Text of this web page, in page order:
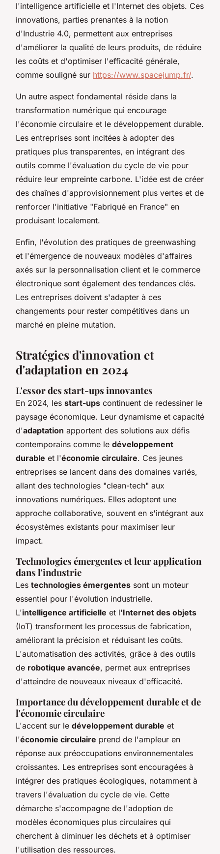
l'intelligence artificielle et l'Internet des objets. Ces
innovations, parties prenantes à la notion
d'Industrie 4.0, permettent aux entreprises
d'améliorer la qualité de leurs produits, de réduire
les coûts et d'optimiser l'efficacité générale,
comme souligné sur https://www.spacejump.fr/.
Un autre aspect fondamental réside dans la
transformation numérique qui encourage
l'économie circulaire et le développement durable.
Les entreprises sont incitées à adopter des
pratiques plus transparentes, en intégrant des
outils comme l'évaluation du cycle de vie pour
réduire leur empreinte carbone. L'idée est de créer
des chaînes d'approvisionnement plus vertes et de
renforcer l'initiative "Fabriqué en France" en
produisant localement.
Enfin, l'évolution des pratiques de greenwashing
et l'émergence de nouveaux modèles d'affaires
axés sur la personnalisation client et le commerce
électronique sont également des tendances clés.
Les entreprises doivent s'adapter à ces
changements pour rester compétitives dans un
marché en pleine mutation.
Stratégies d'innovation et
d'adaptation en 2024
L'essor des start-ups innovantes
En 2024, les start-ups continuent de redessiner le
paysage économique. Leur dynamisme et capacité
d'adaptation apportent des solutions aux défis
contemporains comme le développement
durable et l'économie circulaire. Ces jeunes
entreprises se lancent dans des domaines variés,
allant des technologies "clean-tech" aux
innovations numériques. Elles adoptent une
approche collaborative, souvent en s'intégrant aux
écosystèmes existants pour maximiser leur
impact.
Technologies émergentes et leur application
dans l'industrie
Les technologies émergentes sont un moteur
essentiel pour l'évolution industrielle.
L'intelligence artificielle et l'Internet des objets
(IoT) transforment les processus de fabrication,
améliorant la précision et réduisant les coûts.
L'automatisation des activités, grâce à des outils
de robotique avancée, permet aux entreprises
d'atteindre de nouveaux niveaux d'efficacité.
Importance du développement durable et de
l'économie circulaire
L'accent sur le développement durable et
l'économie circulaire prend de l'ampleur en
réponse aux préoccupations environnementales
croissantes. Les entreprises sont encouragées à
intégrer des pratiques écologiques, notamment à
travers l'évaluation du cycle de vie. Cette
démarche s'accompagne de l'adoption de
modèles économiques plus circulaires qui
cherchent à diminuer les déchets et à optimiser
l'utilisation des ressources.